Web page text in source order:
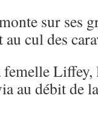
sur ses
au cul des
Liffey,
au débit de